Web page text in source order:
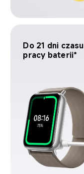
Do 21 dni czasu
pracy baterii*